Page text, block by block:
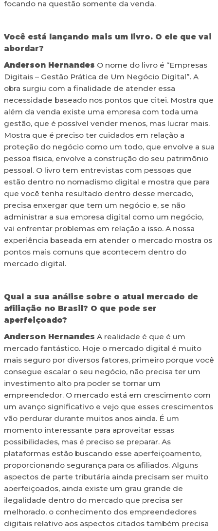
focando na questão somente da venda.
Você está lançando mais um livro. O ele que vai
abordar?
Anderson Hernandes O nome do livro é “Empresas
Digitais – Gestão Prática de Um Negócio Digital”. A
obra surgiu com a finalidade de atender essa
necessidade baseado nos pontos que citei. Mostra que
além da venda existe uma empresa com toda uma
gestão, que é possível vender menos, mas lucrar mais.
Mostra que é preciso ter cuidados em relação a
proteção do negócio como um todo, que envolve a sua
pessoa física, envolve a construção do seu patrimônio
pessoal. O livro tem entrevistas com pessoas que
estão dentro no nomadismo digital e mostra que para
que você tenha resultado dentro desse mercado,
precisa enxergar que tem um negócio e, se não
administrar a sua empresa digital como um negócio,
vai enfrentar problemas em relação a isso. A nossa
experiência baseada em atender o mercado mostra os
pontos mais comuns que acontecem dentro do
mercado digital.
Qual a sua análise sobre o atual mercado de
afiliação no Brasil? O que pode ser
aperfeiçoado?
Anderson Hernandes A realidade é que é um
mercado fantástico. Hoje o mercado digital é muito
mais seguro por diversos fatores, primeiro porque você
consegue escalar o seu negócio, não precisa ter um
investimento alto pra poder se tornar um
empreendedor. O mercado está em crescimento com
um avanço significativo e vejo que esses crescimentos
vão perdurar durante muitos anos ainda. É um
momento interessante para aproveitar essas
possibilidades, mas é preciso se preparar. As
plataformas estão buscando esse aperfeiçoamento,
proporcionando segurança para os afiliados. Alguns
aspectos de parte tributária ainda precisam ser muito
aperfeiçoados, ainda existe um grau grande de
ilegalidade dentro do mercado que precisa ser
melhorado, o conhecimento dos empreendedores
digitais relativo aos aspectos citados também precisa